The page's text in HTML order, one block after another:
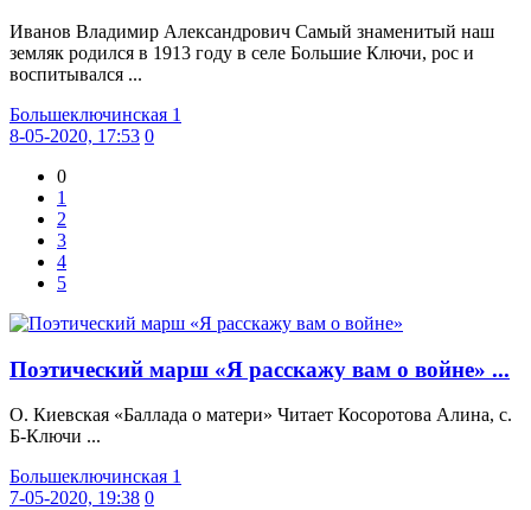
Иванов Владимир Александрович Самый знаменитый наш
земляк родился в 1913 году в селе Большие Ключи, рос и
воспитывался ...
Большеключинская 1
8-05-2020, 17:53 0
0
1
2
3
4
5
Поэтический марш «Я расскажу вам о войне» ...
О. Киевская «Баллада о матери» Читает Косоротова Алина, с.
Б-Ключи ...
Большеключинская 1
7-05-2020, 19:38 0